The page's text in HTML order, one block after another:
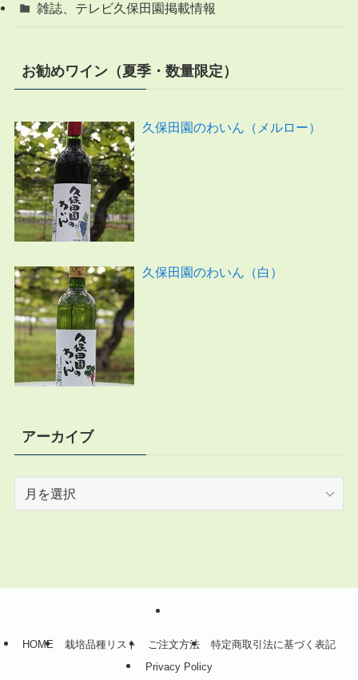
雑誌、テレビ久保田園掲載情報
お勧めワイン（夏季・数量限定）
久保田園のわいん（メルロー）
久保田園のわいん（白）
アーカイブ
HOME 栽培品種リスト ご注文方法
特定商取引法に基づく表記
Privacy Policy